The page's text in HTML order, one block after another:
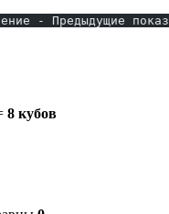
- Предыдущие
8 кубов